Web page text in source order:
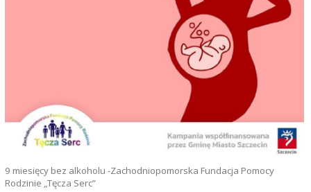
9 miesięcy bez alkoholu -Zachodniopomorska Fundacja Pomocy
Rodzinie „Tęcza Serc”